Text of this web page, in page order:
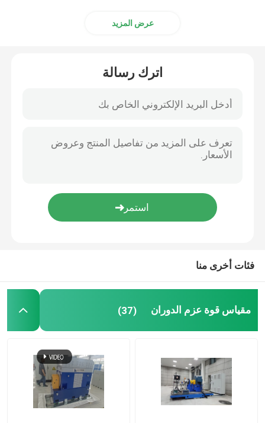
اختبار دينامومتر المحرك
مقياس قوة اختبار المحرك
دينامومتر ناقل الحركة
مقياس دينامومتر التيار المتردد
جهاز قياس استهلاك الوقود
مقياس عزم الدوران الرقمي
مستشعر ضغط عالي الدقة
مقعد اختبار علبة التروس
وحدة الحصول على البيانات المحمولة
عرض المزيد
اترك رسالة
فئات أخرى منا
مقياس قوة عزم الدوران (37)